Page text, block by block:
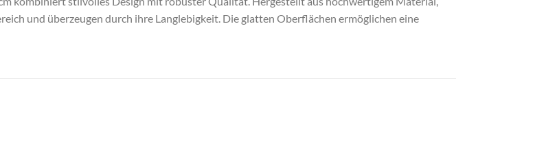
und überzeugen durch ihre Langlebigkeit. Die glatten Oberflächen ermöglichen eine